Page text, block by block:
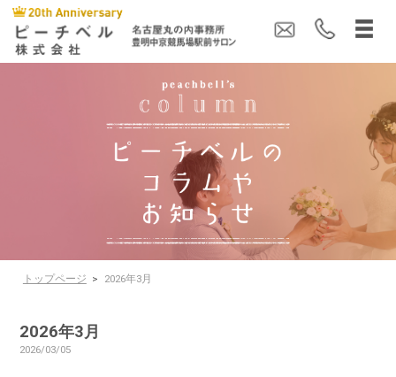
トップページ > 2026年3月
2026年3月
2026/03/05